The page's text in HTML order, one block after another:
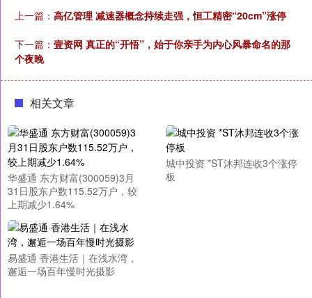
上一篇： 高亿管理 减速器概念持续走强，恒工精密“20cm”涨停
下一篇： 壹资网 真正的“开悟”，始于你亲手为内心风暴命名的那
个夜晚
相关文章
华盛通 东方财富(300059)3月
31日股东户数115.52万户，较
上期减少1.64%
城中投资 *ST沐邦连收3个涨停
板
易盛通 香港生活｜在浅水湾，
邂逅一场百年慢时光摄影